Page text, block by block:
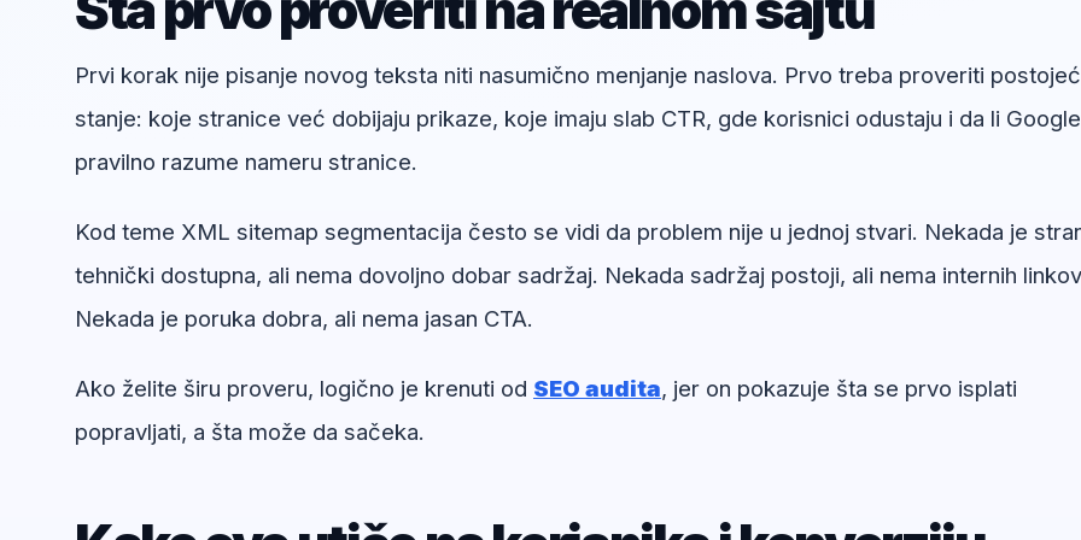
Prvi korak nije pisanje novog teksta niti nasumično menjanje naslova. Prvo treba proveriti
stanje: koje stranice već dobijaju prikaze, koje imaju slab CTR, gde korisnici odustaju i da li Google
pravilno razume nameru stranice.
Kod teme XML sitemap segmentacija često se vidi da problem nije u jednoj stvari. Nekada je
tehnički dostupna, ali nema dovoljno dobar sadržaj. Nekada sadržaj postoji, ali nema internih
Nekada je poruka dobra, ali nema jasan CTA.
Ako želite širu proveru, logično je krenuti od SEO audita, jer on pokazuje šta se prvo isplati
popravljati, a šta može da sačeka.